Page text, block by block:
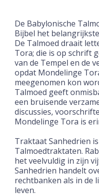
De Babylonische
Bijbel het
De Talmoed draait
Tora; die is op schrift
van de Tempel en de
opdat Mondelinge
meegenomen kon
Talmoed geeft
een bruisende
discussies,
Mondelinge Tora is
Traktaat Sanhedrien
Talmoedtraktaten.
het veelvuldig in zijn
Sanhedrien handelt
rechtbanken als in de
leven.